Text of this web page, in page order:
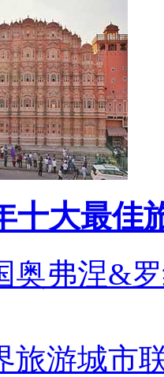
十大最佳
奥弗涅&
旅游城市